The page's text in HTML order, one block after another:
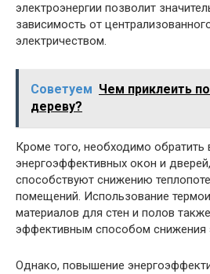
электроэнергии позволит
зависимость от
электричеством.
Советуем Чем приклеить
дереву?
Кроме того, необходимо обратить
энергоэффективных окон и
способствуют снижению
помещений. Использование
материалов для стен и полов
эффективным способом снижения
Однако, повышение